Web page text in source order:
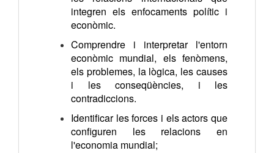
integren els enfocaments polític i
econòmic.
Comprendre i interpretar l'entorn
econòmic mundial, els fenòmens,
els problemes, la lògica, les causes
i les conseqüències, i les
contradiccions.
Identificar les forces i els actors que
configuren les relacions en
l'economia mundial;